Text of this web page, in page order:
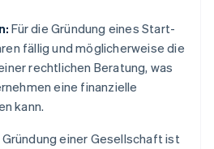
Für die Gründung eines Start-
fällig und möglicherweise die
rechtlichen Beratung, was
eine finanzielle
kann.
Gründung einer Gesellschaft ist